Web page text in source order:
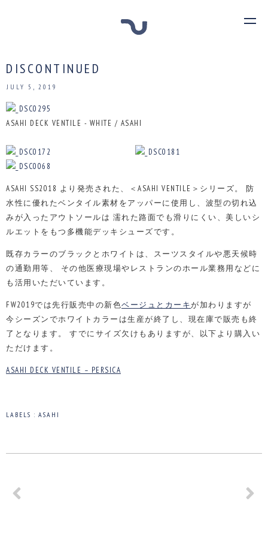
DISCONTINUED
JULY 5, 2019
ASAHI DECK VENTILE - WHITE / ASAHI
ASAHI SS2018 より発売された、＜ASAHI VENTILE＞シリーズ。
防
水性に優れたベンタイル素材をアッパーに使用し、波型の切れ込
みが入ったアウトソールは 濡れた路面でも滑りにくい、美しいシ
ルエットをもつ多機能デッキシューズです。
既存カラーのブラックとホワイトは、スーツスタイルや悪天候時
の通勤用等、
その他医療現場やレストランのホール業務用などに
も活用いただいています。
FW2019では先行販売中の新色ベージュとカーキが加わりますが
今シーズンでホワイトカラーは生産が終了し、現在庫で販売も終
了となります。
すでにサイズ欠けもありますが、以下より購入い
ただけます。
ASAHI DECK VENTILE – PERSICA
LABELS : ASAHI